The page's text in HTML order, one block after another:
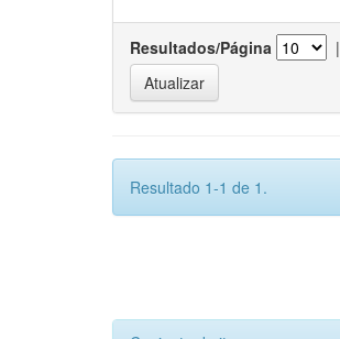
Resultados/Página |
Resultado 1-1 de 1.